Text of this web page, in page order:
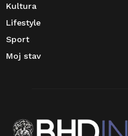
Kultura
Lifestyle
Sport
Moj stav